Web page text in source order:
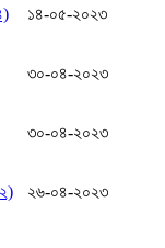
১৪-০৫-২০২৩
৩০-০৪-২০২৩
৩০-০৪-২০২৩
২৬-০৪-২০২৩